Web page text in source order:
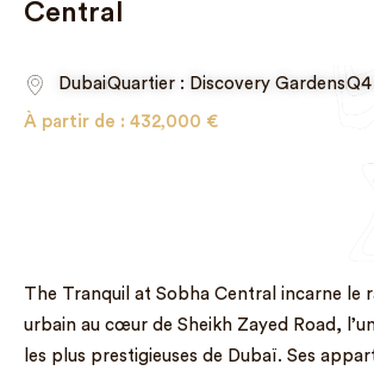
Central
DubaiQuartier : Discovery GardensQ4
À partir de : 432,000 €
The Tranquil at Sobha Central incarne le
urbain au cœur de Sheikh Zayed Road,
les plus prestigieuses de Dubaï. Ses